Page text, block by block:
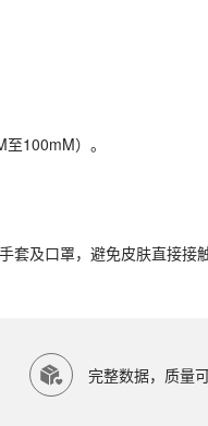
100mM）。
套及口罩，避免皮肤直接接
完整数据，质量